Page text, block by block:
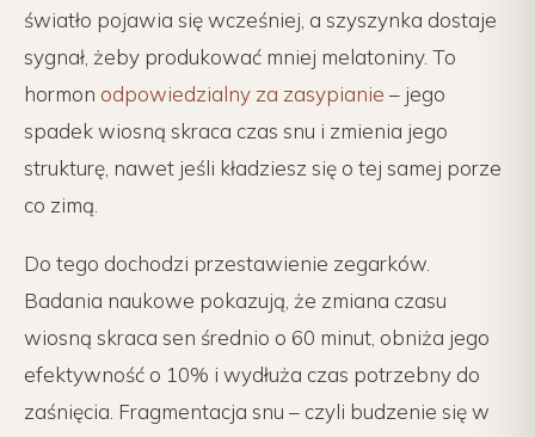
światło pojawia się wcześniej, a szyszynka dostaje
sygnał, żeby produkować mniej melatoniny. To
hormon odpowiedzialny za zasypianie – jego
spadek wiosną skraca czas snu i zmienia jego
strukturę, nawet jeśli kładziesz się o tej samej porze
co zimą.
Do tego dochodzi przestawienie zegarków.
Badania naukowe pokazują, że zmiana czasu
wiosną skraca sen średnio o 60 minut, obniża jego
efektywność o 10% i wydłuża czas potrzebny do
zaśnięcia. Fragmentacja snu – czyli budzenie się w